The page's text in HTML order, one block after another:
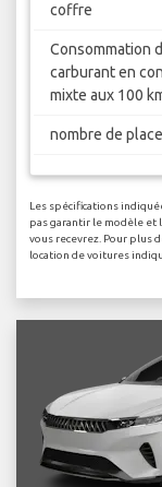
coffre
Consommation
carburant en
mixte aux 100
nombre de
Les spécifications
pas garantir le modèle et
vous recevrez. Pour plus
location de voitures